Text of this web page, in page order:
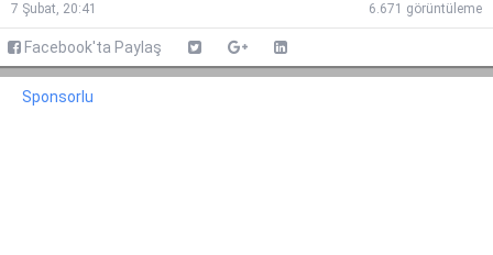
7 Şubat, 20:41 6.671 görüntüleme
Facebook'ta Paylaş
Sponsorlu